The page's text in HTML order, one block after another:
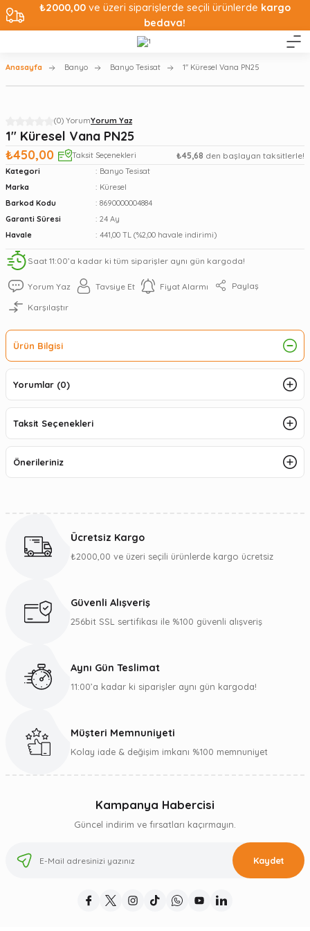
₺2000,00ve üzeri siparişlerde seçili ürünlerde kargo
bedava!
Anasayfa Banyo Banyo Tesisat 1'' Küresel Vana PN25
(0) YorumYorum Yaz
1'' Küresel Vana PN25
₺450,00
Taksit Seçenekleri ₺45,68 den başlayan taksitlerle!
Kategori
Banyo Tesisat
Marka
Küresel
Barkod Kodu
8690000004884
Garanti Süresi
24 Ay
Havale
441,00 TL (%2,00 havale indirimi)
Saat 11:00’a kadar ki tüm siparişler aynı gün kargoda!
Yorum Yaz Tavsiye Et Fiyat Alarmı Paylaş
Karşılaştır
Ürün Bilgisi
Yorumlar (0)
Taksit Seçenekleri
Önerileriniz
Ücretsiz Kargo
₺2000,00 ve üzeri seçili ürünlerde kargo ücretsiz
Güvenli Alışveriş
256bit SSL sertifikası ile %100 güvenli alışveriş
Aynı Gün Teslimat
11:00’a kadar ki siparişler aynı gün kargoda!
Müşteri Memnuniyeti
Kolay iade & değişim imkanı %100 memnuniyet
Kampanya Habercisi
Güncel indirim ve fırsatları kaçırmayın.
Kaydet